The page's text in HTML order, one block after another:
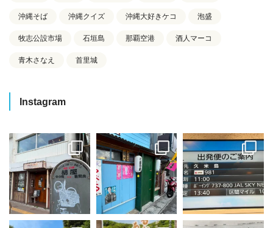
沖縄そば 沖縄クイズ 沖縄大好きケコ 泡盛
牧志公設市場 石垣島 那覇空港 酒人マーコ
青木さなえ 首里城
Instagram